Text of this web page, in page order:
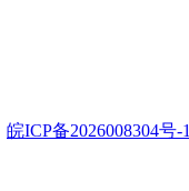
皖ICP备2026008304号-1